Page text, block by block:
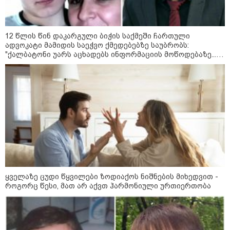
საზოგადოება
09:00 / 07-08-2026
18 წელი აგვისტოს ომიდან - ტრაგიკული
12 წლის წინ დაკარგული ბიჭის საქმეში ჩართული
ადვოკატი მამიდის საეჭვო ქმედებებზე საუბრობს:
"ქალბატონი უარს აცხადებს ინფორმაციის მოწოდებაზე...
წლობით მიმდინარეობდა საქმის ჩაფარცხვის ოპერაცია"
ყველაზე ცუდი წყვილები ზოდიაქოს ნიშნების მიხედვით -
როგორც წესი, მათ არ აქვთ ჰარმონიული ურთიერთობა